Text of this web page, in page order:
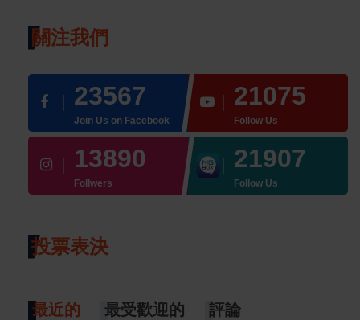
關注我們
23567
Join Us on Facebook
21075
Follow Us
13890
Follwers
21907
Follow Us
投票表決
最近的 最受歡迎的 評論